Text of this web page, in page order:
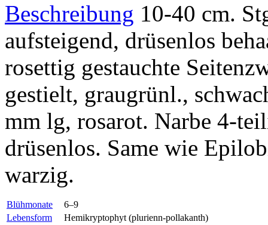
Beschreibung 10-40 cm.
aufsteigend, drüsenlos
rosettig gestauchte
gestielt, graugrünl.,
mm lg, rosarot. Narbe 4-
drüsenlos. Same wie
warzig.
Blühmonate
6–9
Lebensform
Hemikryptophyt (plurienn-pollakanth)